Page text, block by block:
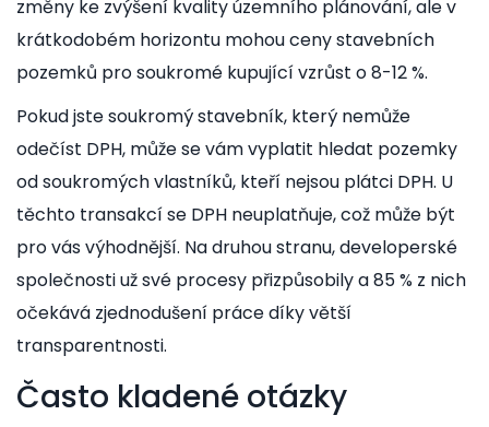
změny ke zvýšení kvality územního plánování, ale v
krátkodobém horizontu mohou ceny stavebních
pozemků pro soukromé kupující vzrůst o 8-12 %.
Pokud jste soukromý stavebník, který nemůže
odečíst DPH, může se vám vyplatit hledat pozemky
od soukromých vlastníků, kteří nejsou plátci DPH. U
těchto transakcí se DPH neuplatňuje, což může být
pro vás výhodnější. Na druhou stranu, developerské
společnosti už své procesy přizpůsobily a 85 % z nich
očekává zjednodušení práce díky větší
transparentnosti.
Často kladené otázky